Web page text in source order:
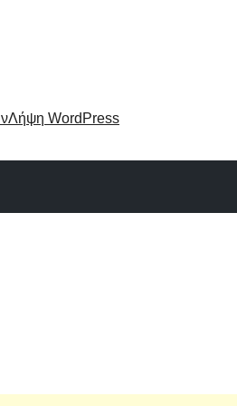
Λήψη WordPress